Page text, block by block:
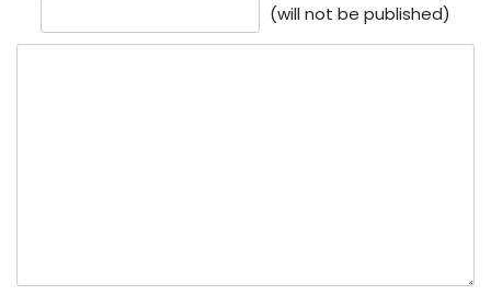
(will not be published)